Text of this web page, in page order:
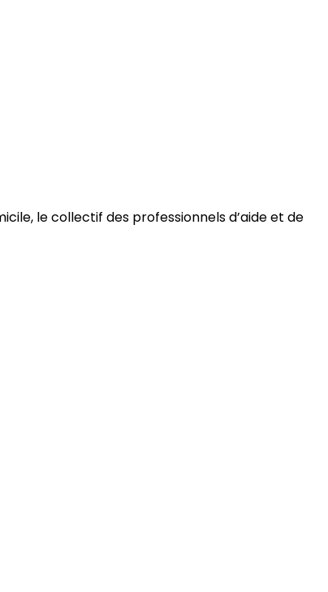
le collectif des professionnels d’aide et de